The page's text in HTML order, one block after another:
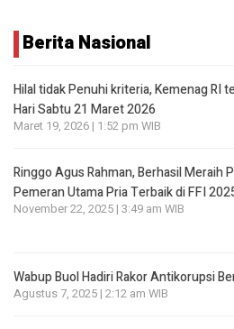
Berita Nasional
Hilal tidak Penuhi kriteria, Kemenag RI
Hari Sabtu 21 Maret 2026
Maret 19, 2026 | 1:52 pm WIB
Ringgo Agus Rahman, Berhasil Meraih
Pemeran Utama Pria Terbaik di FFI
November 22, 2025 | 3:49 am WIB
Wabup Buol Hadiri Rakor Antikorupsi
Agustus 7, 2025 | 2:12 am WIB